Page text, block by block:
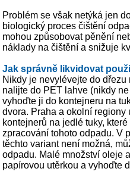
Problém se však netýká jen
biologický proces čištění
mohou způsobovat pěnění
náklady na čištění a snižuje
Jak správně likvidovat
Nikdy je nevylévejte do
nalijte do PET lahve (nikdy
vyhoďte ji do kontejneru na
dvora. Praha a okolní
kontejnerů na jedlé tuky,
zpracování tohoto odpadu. V
těchto variant není možná,
odpadu. Malé množství oleje
papírovou utěrkou a vyhoďte